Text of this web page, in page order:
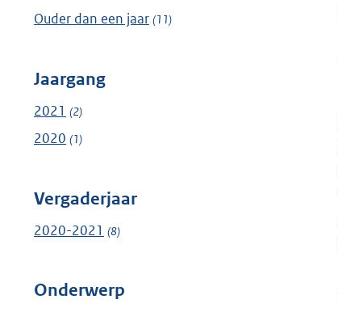
Ouder dan een jaar (11)
Jaargang
2021 (2)
2020 (1)
Vergaderjaar
2020-2021 (8)
Onderwerp